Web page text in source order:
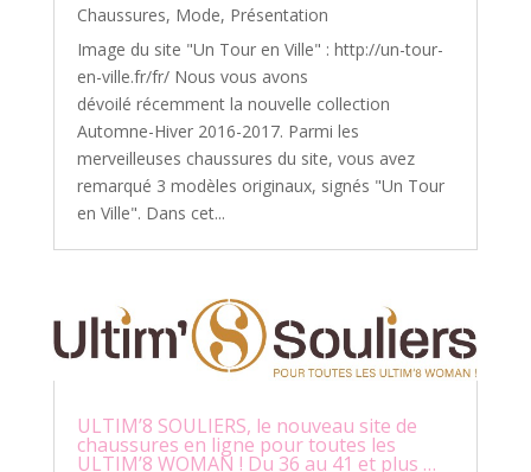
Chaussures, Mode, Présentation
Image du site "Un Tour en Ville" : http://un-tour-
en-ville.fr/fr/ Nous vous avons
dévoilé récemment la nouvelle collection
Automne-Hiver 2016-2017. Parmi les
merveilleuses chaussures du site, vous avez
remarqué 3 modèles originaux, signés "Un Tour
en Ville". Dans cet...
ULTIM’8 SOULIERS, le nouveau site de
chaussures en ligne pour toutes les
ULTIM’8 WOMAN ! Du 36 au 41 et plus …